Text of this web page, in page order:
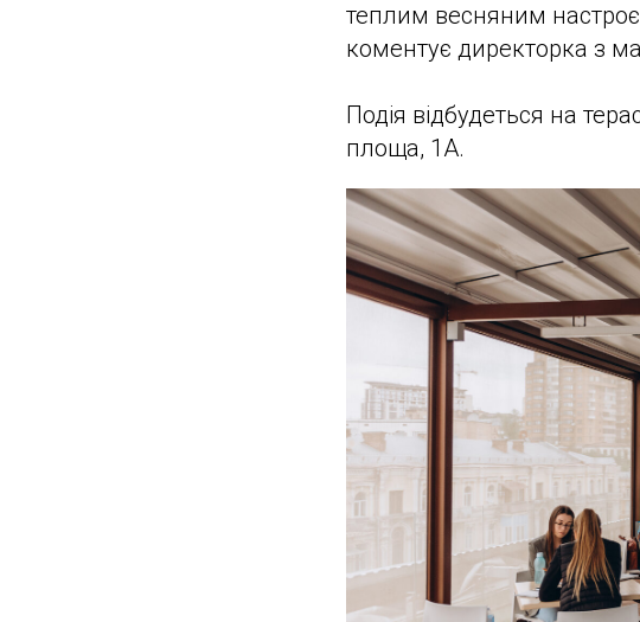
теплим весняним
коментує директорка з
Подія відбудеться на
площа, 1А.